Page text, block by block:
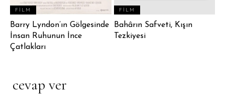
FILM
Barry Lyndon’ın Gölgesinde
İnsan Ruhunun İnce
Çatlakları
FILM
Bahârın Safveti, Kışın
Tezkiyesi
cevap ver